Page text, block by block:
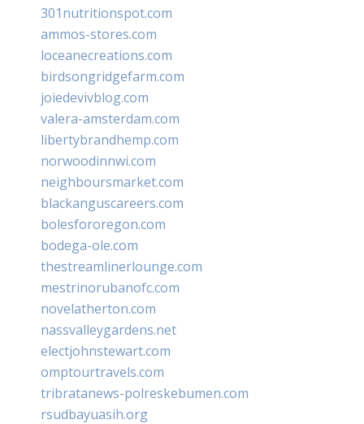
301nutritionspot.com
ammos-stores.com
loceanecreations.com
birdsongridgefarm.com
joiedevivblog.com
valera-amsterdam.com
libertybrandhemp.com
norwoodinnwi.com
neighboursmarket.com
blackanguscareers.com
bolesfororegon.com
bodega-ole.com
thestreamlinerlounge.com
mestrinorubanofc.com
novelatherton.com
nassvalleygardens.net
electjohnstewart.com
omptourtravels.com
tribratanews-polreskebumen.com
rsudbayuasih.org